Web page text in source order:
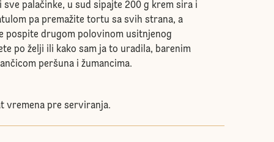
sve palačinke, u sud sipajte 200 g krem sira i
pa premažite tortu sa svih strana, a
pospite drugom polovinom usitnjenog
po želji ili kako sam ja to uradila, barenim
peršuna i žumancima.
vremena pre serviranja.